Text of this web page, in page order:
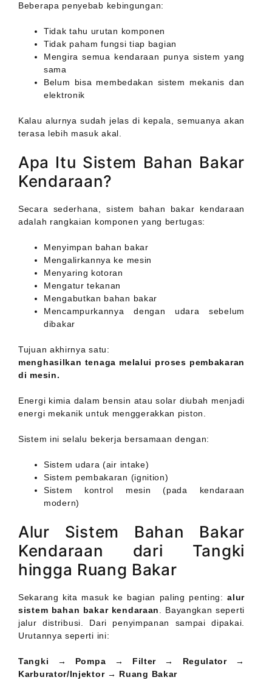
Beberapa penyebab kebingungan:
Tidak tahu urutan komponen
Tidak paham fungsi tiap bagian
Mengira semua kendaraan punya sistem yang
sama
Belum bisa membedakan sistem mekanis dan
elektronik
Kalau alurnya sudah jelas di kepala, semuanya akan
terasa lebih masuk akal.
Apa Itu Sistem Bahan Bakar
Kendaraan?
Secara sederhana, sistem bahan bakar kendaraan
adalah rangkaian komponen yang bertugas:
Menyimpan bahan bakar
Mengalirkannya ke mesin
Menyaring kotoran
Mengatur tekanan
Mengabutkan bahan bakar
Mencampurkannya dengan udara sebelum
dibakar
Tujuan akhirnya satu:
menghasilkan tenaga melalui proses pembakaran
di mesin.
Energi kimia dalam bensin atau solar diubah menjadi
energi mekanik untuk menggerakkan piston.
Sistem ini selalu bekerja bersamaan dengan:
Sistem udara (air intake)
Sistem pembakaran (ignition)
Sistem kontrol mesin (pada kendaraan
modern)
Alur Sistem Bahan Bakar
Kendaraan dari Tangki
hingga Ruang Bakar
Sekarang kita masuk ke bagian paling penting:alur
sistem bahan bakar kendaraan. Bayangkan seperti
jalur distribusi. Dari penyimpanan sampai dipakai.
Urutannya seperti ini:
Tangki → Pompa → Filter → Regulator →
Karburator/Injektor → Ruang Bakar